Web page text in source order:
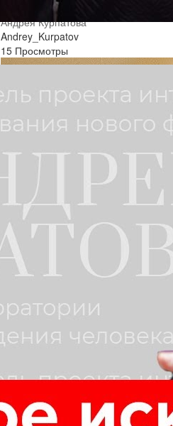
Что такое искусственный
Андрея Курпатова
Andrey_Kurpatov
15 Просмотры